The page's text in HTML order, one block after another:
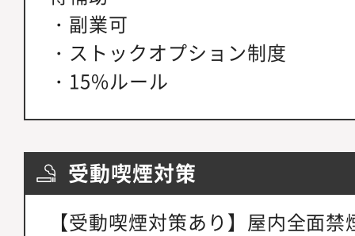
・副業可
・ストックオプション制度
・15%ルール
受動喫煙対策
【受動喫煙対策あり】屋内全面禁